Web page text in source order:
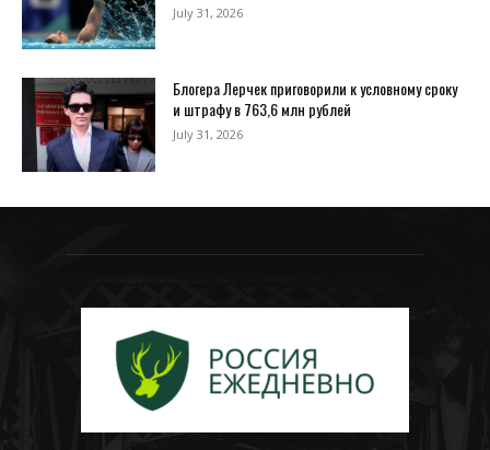
July 31, 2026
Блогера Лерчек приговорили к условному сроку
и штрафу в 763,6 млн рублей
July 31, 2026